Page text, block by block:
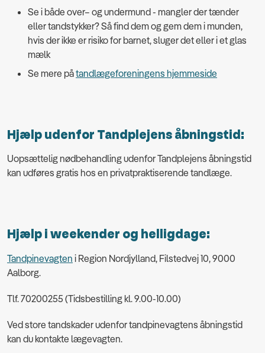
Se i både over– og undermund - mangler der tænder
eller tandstykker? Så find dem og gem dem i munden,
hvis der ikke er risiko for barnet, sluger det eller i et glas
mælk
Se mere påtandlægeforeningens hjemmeside
Hjælp udenfor Tandplejens åbningstid:
Uopsættelig nødbehandling udenfor Tandplejens åbningstid
kan udføres gratis hos en privatpraktiserende tandlæge.
Hjælp i weekender og helligdage:
Tandpinevagten i Region Nordjylland, Filstedvej 10, 9000
Aalborg.
Tlf. 70200255 (Tidsbestilling kl. 9.00-10.00)
Ved store tandskader udenfor tandpinevagtens åbningstid
kan du kontakte lægevagten.